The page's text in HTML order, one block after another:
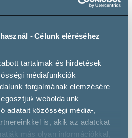
- Célunk eléréséhez
tartalmak és hirdetések
médiafunkciók
forgalmának elemzésére
weboldalunk
adatait közösségi média-,
is, akik az adatokat
más olyan információkkal,